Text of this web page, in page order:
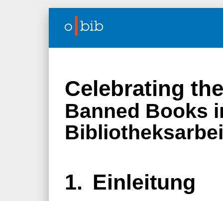
Celebrating
Banned Books
1. Einleitung